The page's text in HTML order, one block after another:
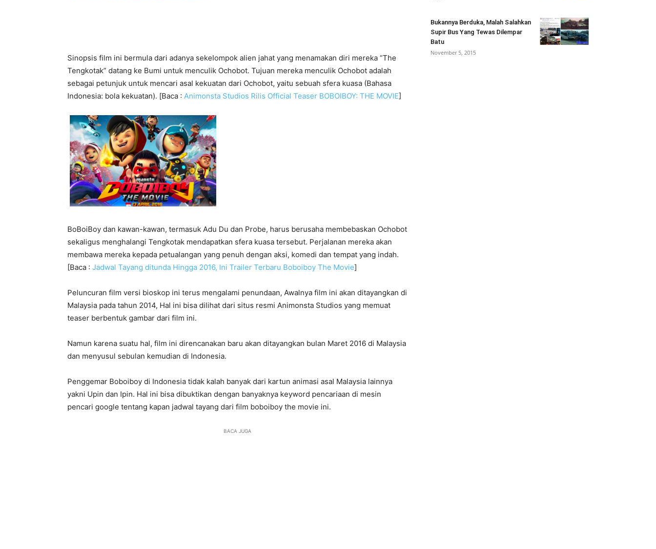
Sinopsis film ini bermula dari adanya sekelompok alien jahat yang menamakan diri mereka “The
Tengkotak” datang ke Bumi untuk menculik Ochobot. Tujuan mereka menculik Ochobot adalah
sebagai petunjuk untuk mencari asal kekuatan dari Ochobot, yaitu sebuah sfera kuasa (Bahasa
Indonesia: bola kekuatan). [Baca : Animonsta Studios Rilis Official Teaser BOBOIBOY: THE MOVIE]
BoBoiBoy dan kawan-kawan, termasuk Adu Du dan Probe, harus berusaha membebaskan Ochobot
sekaligus menghalangi Tengkotak mendapatkan sfera kuasa tersebut. Perjalanan mereka akan
membawa mereka kepada petualangan yang penuh dengan aksi, komedi dan tempat yang indah.
[Baca : Jadwal Tayang ditunda Hingga 2016, Ini Trailer Terbaru Boboiboy The Movie]
Peluncuran film versi bioskop ini terus mengalami penundaan, Awalnya film ini akan ditayangkan di
Malaysia pada tahun 2014, Hal ini bisa dilihat dari situs resmi Animonsta Studios yang memuat
teaser berbentuk gambar dari film ini.
Namun karena suatu hal, film ini direncanakan baru akan ditayangkan bulan Maret 2016 di Malaysia
dan menyusul sebulan kemudian di Indonesia.
Penggemar Boboiboy di Indonesia tidak kalah banyak dari kartun animasi asal Malaysia lainnya
yakni Upin dan Ipin. Hal ini bisa dibuktikan dengan banyaknya keyword pencariaan di mesin
pencari google tentang kapan jadwal tayang dari film boboiboy the movie ini.
BACA JUGA
Bukannya Berduka, Malah Salahkan
Supir Bus Yang Tewas Dilempar
Batu
November 5, 2015